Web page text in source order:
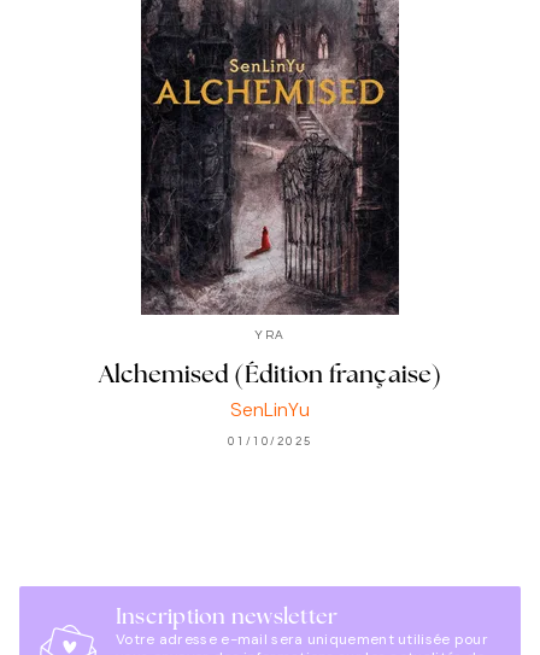
YRA
Alchemised (Édition française)
SenLinYu
01/10/2025
Inscription newsletter
Votre adresse e-mail sera uniquement utilisée pour